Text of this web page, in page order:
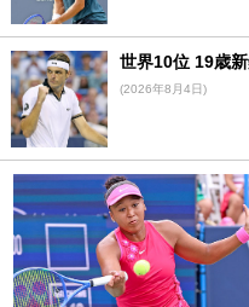
世界10位 19歳
(2026年8月4日)